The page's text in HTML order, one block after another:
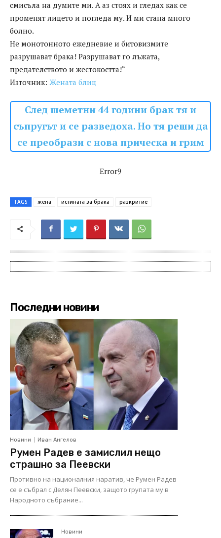
смисъла на думите ми. А аз стоях и гледах как се
променят лицето и погледа му. И ми стана много
болно.
Не монотонното ежедневие и битовизмите
разрушават брака! Разрушават го лъжата,
предателството и жестокостта!“
Източник: Жената блиц
След шеметни 44 години брак тя и
съпругът и се разведоха. Но тя реши да
се преобрази с нова прическа и грим
Error9
TAGS жена истината за брака разкритие
Последни новини
Новини Иван Ангелов
Румен Радев е замислил нещо
страшно за Пеевски
Противно на националния наратив, че Румен Радев
се е събрал с Делян Пеевски, защото групата му в
Народното събрание...
Новини